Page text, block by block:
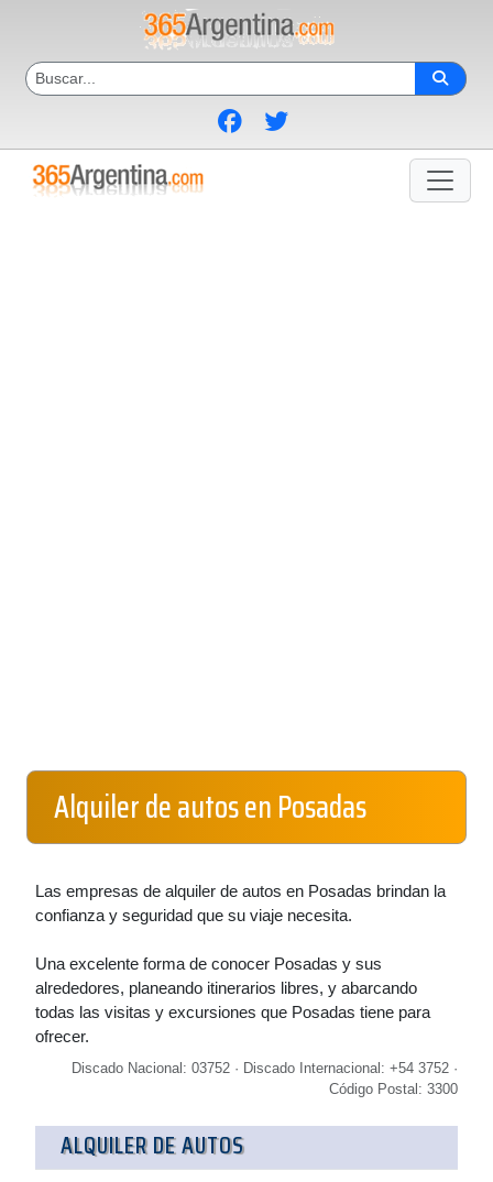
Alquiler de autos en Posadas
Las empresas de alquiler de autos en Posadas brindan la
confianza y seguridad que su viaje necesita.
Una excelente forma de conocer Posadas y sus
alrededores, planeando itinerarios libres, y abarcando
todas las visitas y excursiones que Posadas tiene para
ofrecer.
Discado Nacional: 03752 · Discado Internacional: +54 3752 ·
Código Postal: 3300
ALQUILER DE AUTOS